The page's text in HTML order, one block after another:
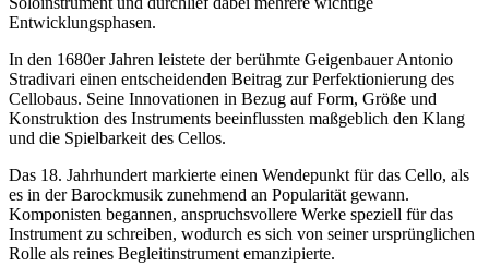
Entwicklungsphasen.
In den 1680er Jahren leistete der berühmte Geigenbauer Antonio
Stradivari einen entscheidenden Beitrag zur Perfektionierung des
Cellobaus. Seine Innovationen in Bezug auf Form, Größe und
Konstruktion des Instruments beeinflussten maßgeblich den Klang
und die Spielbarkeit des Cellos.
Das 18. Jahrhundert markierte einen Wendepunkt für das Cello, als
es in der Barockmusik zunehmend an Popularität gewann.
Komponisten begannen, anspruchsvollere Werke speziell für das
Instrument zu schreiben, wodurch es sich von seiner ursprünglichen
Rolle als reines Begleitinstrument emanzipierte.